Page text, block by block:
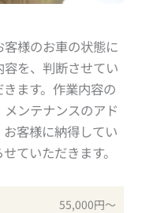
様のお車の状態に
を、判断させてい
ます。作業内容の
ンテナンスのアド
客様に納得してい
ていただきます。
55,000円〜